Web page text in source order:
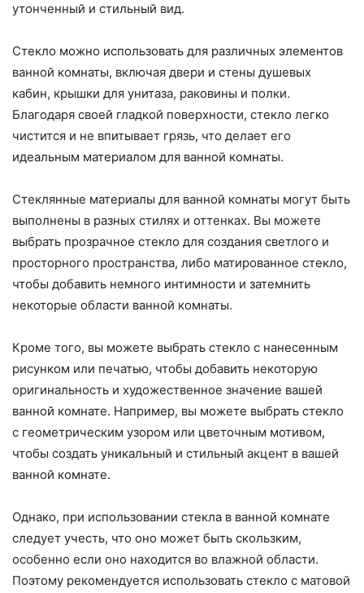
утонченный и стильный вид.
Стекло можно использовать для различных элементов
ванной комнаты, включая двери и стены душевых
кабин, крышки для унитаза, раковины и полки.
Благодаря своей гладкой поверхности, стекло легко
чистится и не впитывает грязь, что делает его
идеальным материалом для ванной комнаты.
Стеклянные материалы для ванной комнаты могут быть
выполнены в разных стилях и оттенках. Вы можете
выбрать прозрачное стекло для создания светлого и
просторного пространства, либо матированное стекло,
чтобы добавить немного интимности и затемнить
некоторые области ванной комнаты.
Кроме того, вы можете выбрать стекло с нанесенным
рисунком или печатью, чтобы добавить некоторую
оригинальность и художественное значение вашей
ванной комнате. Например, вы можете выбрать стекло
с геометрическим узором или цветочным мотивом,
чтобы создать уникальный и стильный акцент в вашей
ванной комнате.
Однако, при использовании стекла в ванной комнате
следует учесть, что оно может быть скользким,
особенно если оно находится во влажной области.
Поэтому рекомендуется использовать стекло с матовой